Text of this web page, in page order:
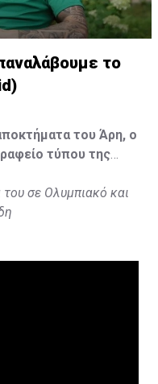
το
του Άρη, ο
τύπου της
σε Ολυμπιακό και